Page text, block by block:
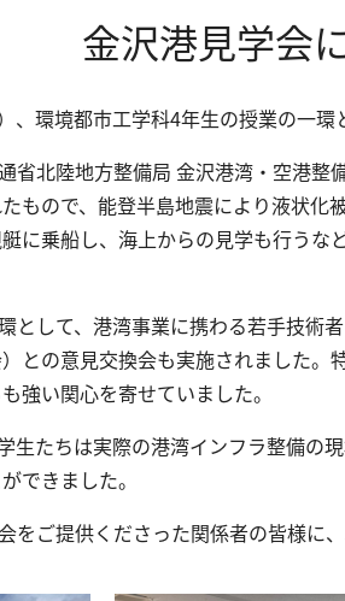
金沢港見学会
、環境都市工学科4年生の授業の一環
省北陸地方整備局 金沢港湾・空港整
もので、能登半島地震により液状化
に乗船し、海上からの見学も行うな
として、港湾事業に携わる若手技術
との意見交換会も実施されました。
強い関心を寄せていました。
生たちは実際の港湾インフラ整備の
できました。
をご提供くださった関係者の皆様に